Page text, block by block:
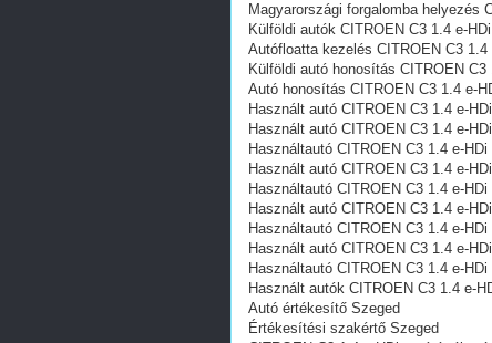
Magyarországi forgalomba helyezés
Külföldi autók‎ CITROEN C3 1.4 e-
Autófloatta kezelés CITROEN C3 1.4
Külföldi autó honosítás CITROEN C3
Autó honosítás CITROEN C3 1.4 e-
Használt autó‎ CITROEN C3 1.4 e-
Használt autó‎ CITROEN C3 1.4 e-
Használtautó‎ CITROEN C3 1.4 e-
Használt autó‎ CITROEN C3 1.4 e-
Használtautó‎ CITROEN C3 1.4 e-
Használt autó‎ CITROEN C3 1.4 e-
Használtautó‎ CITROEN C3 1.4 e-
Használt autó‎ CITROEN C3 1.4 e-
Használtautó‎ CITROEN C3 1.4 e-
Használt autó‎k CITROEN C3 1.4 e-
Autó értékesítő Szeged
Értékesítési szakértő Szeged